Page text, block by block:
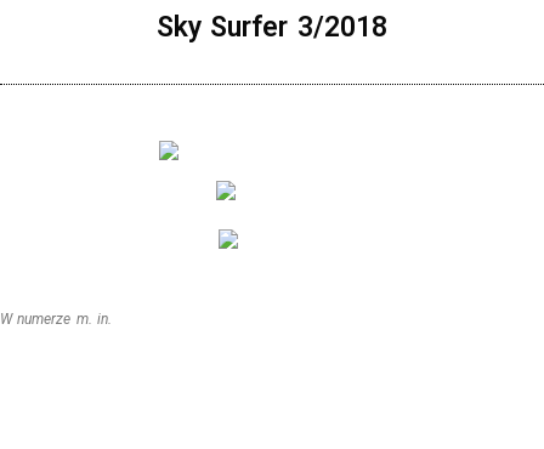
Sky Surfer 3/2018
W numerze m. in.